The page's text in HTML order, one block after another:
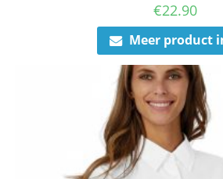
€22.90
Meer product